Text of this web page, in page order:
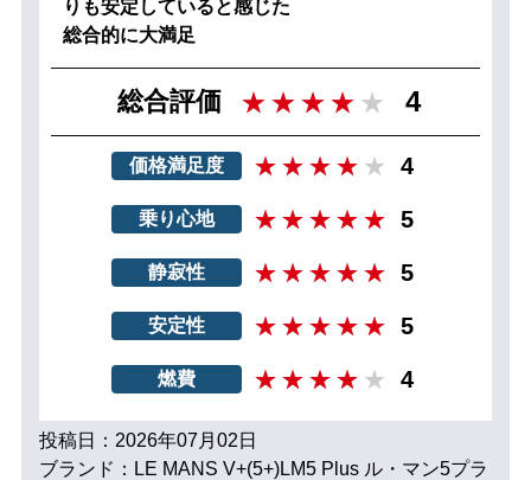
りも安定していると感じた
総合的に大満足
総合評価 4
価格満足度 4
乗り心地 5
静寂性 5
安定性 5
燃費 4
投稿日：2026年07月02日
ブランド：LE MANS V+(5+)LM5 Plus ル・マン5プラ